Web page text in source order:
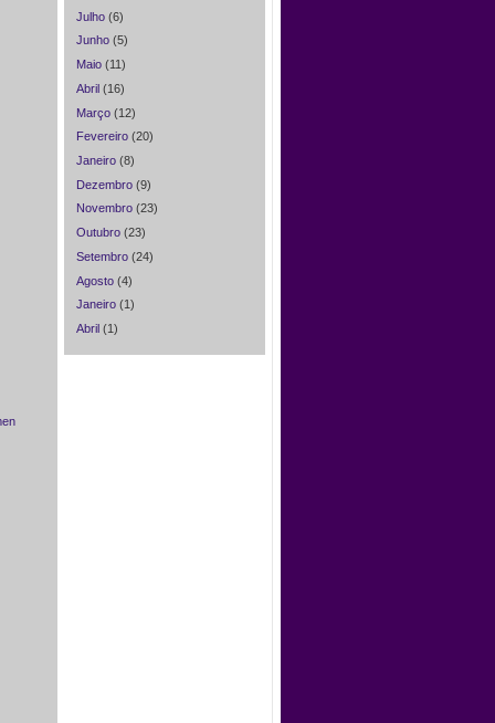
Julho (6)
Junho (5)
Maio (11)
Abril (16)
Março (12)
Fevereiro (20)
Janeiro (8)
Dezembro (9)
Novembro (23)
Outubro (23)
Setembro (24)
Agosto (4)
Janeiro (1)
Abril (1)